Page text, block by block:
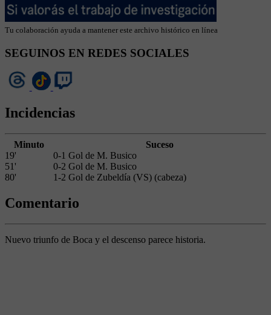
Tu colaboración ayuda a mantener este archivo histórico en línea
SEGUINOS EN REDES SOCIALES
Incidencias
Minuto
Suceso
19'
0-1 Gol de M. Busico
51'
0-2 Gol de M. Busico
80'
1-2 Gol de Zubeldía (VS) (cabeza)
Comentario
Nuevo triunfo de Boca y el descenso parece historia.